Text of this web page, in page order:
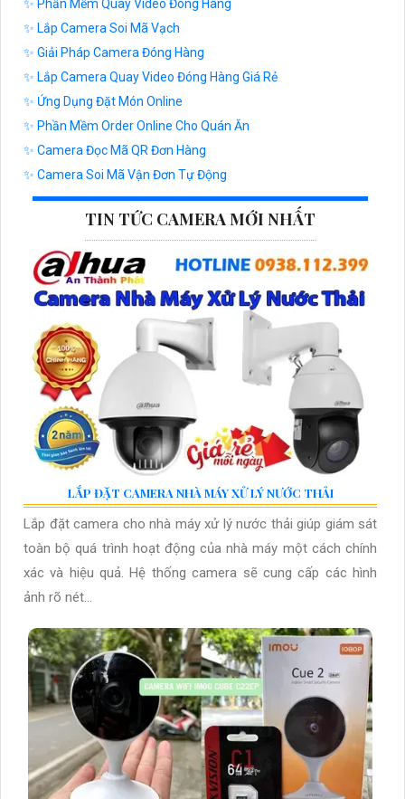
✨ Phần Mềm Quay Video Đóng Hàng
✨ Lắp Camera Soi Mã Vạch
✨ Giải Pháp Camera Đóng Hàng
✨ Lắp Camera Quay Video Đóng Hàng Giá Rẻ
✨ Ứng Dụng Đặt Món Online
✨ Phần Mềm Order Online Cho Quán Ăn
✨ Camera Đọc Mã QR Đơn Hàng
✨ Camera Soi Mã Vận Đơn Tự Động
TIN TỨC CAMERA MỚI NHẤT
LẮP ĐẶT CAMERA NHÀ MÁY XỬ LÝ NƯỚC THẢI
Lắp đặt camera cho nhà máy xử lý nước thải giúp giám sát
toàn bộ quá trình hoạt động của nhà máy một cách chính
xác và hiệu quả. Hệ thống camera sẽ cung cấp các hình
ảnh rõ nét...